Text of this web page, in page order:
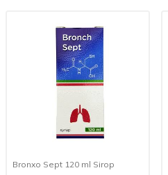
Bronxo Sept 120 ml Sirop